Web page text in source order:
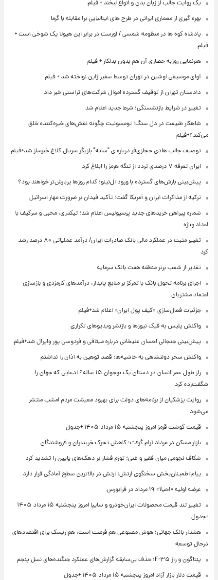
یک روایت جالب از زبان بدن و انواع لبخند + فیلم
بهره گیری از معماری ایرانی در طرح های ایتالیایی برا مقابله با گرما
پادشاه کوه ها در منظومه شمسی / اورست در برابر این هیولا یک شوخی است +
فیلم
هنرنمایی روزبه حصاری آن هم بدون بدلکار + فیلم
آوای موسیقی اوشین در تهران توسط سفیر ژاپن نواخته شد + فیلم
دادستان تهران از توقیف گسترده اموال شرکت‌های تراستی خبر داد
تغییر در شرایط بازنشستگی؛ شرط جدید اعلام شد
شاهکار طبیعت در دل سنگ؛ تومسونیت چگونه نقش‌های خیره‌کننده خلق
می‌کند؟+فیلم
توصیف جالب هادی حجازی‌فر درباره ی "سایه" بازیگر سریال کلاغ خبرساز شد+فیلم
ایران تعرفه ۷ درصدی تردد از تنگه هرمز را ابلاغ کرد
پیش‌بینی بارش‌های گسترده با ورود ال‌نینو؛ کدام روزها پربارش‌تر خواهند بود؟
ترکیه از مذاکرات ایران و آمریکا گفت؛ تأکید فیدان بر ضرورت مهار اسرائیل
شماره پیراهن خریدهای جدید پرسپولیس اعلام شد؛ تیکدری، محبی و سرگیف با
اعداد ویژه
تغییر مثبت در عملکرد مالی بانک صادرات ایران/ درآمد عملیاتی ۸۰ درصد رشد
کرد
تقدیر از شعب برتر منطقه هفت بانک سرمایه
اجرای برنامه تحول بانک با تمرکز بر منابع پایدار، درآمدهای کارمزدی و بازسازی
اعتماد مشتریان
جزئیات فعال‌سازی «کیف پول ایران» اعلام شد+فیلم
واکنش پلیس به فیک نیوزها و بازنشر ویدیوهای تکراری
پیش‌بینی جنجالی احسان علیخانی درباره میثاقی و فردوسی پور وایرال شد+فیلم
واکنش سحر دولتشاهی به حاشیه‌ها: قصد توهین به اذان را نداشتم
راز طول عمر انسان در دستان یک نوجوان ۱۵ ساله؟ ادعایی که جهان را
شگفت‌زده کرد
روایت پزشکیان از برنامه‌های دولت برای بهبود معیشت مردم امشب منتشر
می‌شود
قیمت گوشت قرمز امروز پنجشنبه ۱۵ مرداد ۱۴۰۵ +جدول
بازار مسکن در مرداد آرام گرفت؛ کاهش تحرک خریداران و فروشندگان
شکاف نجومی میان فقیر و غنی؛ تورم فشار بر دهک‌های پایین را تشدید کرد
پیام اطمینان‌بخش سخنگوی ارتش: ارتش در بالاترین سطح آمادگی قرار دارد
عرضه اولیه «احیا۱» ۱۹ مرداد در فرابورس
تغییر تند قیمت محصولات ایران‌خودرو و سایپا امروز پنجشنبه ۱۵ مرداد ۱۴۰۵
+جدول
هشدار بانک جهانی؛ هوش مصنوعی هم فرصت است، هم ریسک برای اقتصادهای
درحال توسعه
پنتاگون و راز F-۳۵؛ حذف بی‌سابقه گزارش‌های عملکرد جنگنده‌های نسل پنجم
قیمت دلار بازار آزاد امروز پنجشنبه ۱۵ مرداد ۱۴۰۵ +جدول